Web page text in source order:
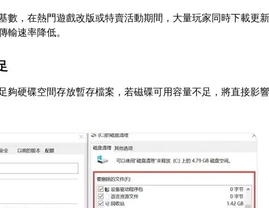
數，在熱門遊戲改版或特賣活動期間，大量玩家同時下載更
輸速率降低。
夠硬碟空間存放暫存檔案，若磁碟可用容量不足，將直接影